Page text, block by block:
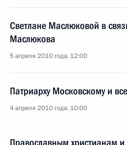
Светлане Маслюковой в
Маслюкова
5 апреля 2010 года, 12:00
Патриарху Московскому и
4 апреля 2010 года, 10:00
Православным христианам